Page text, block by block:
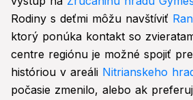
Rodiny s deťmi môžu navštíviť
ktorý ponúka kontakt so
centre regiónu je možné spojiť
históriou v areáli Nitrianskeho
počasie zmenilo, alebo ak